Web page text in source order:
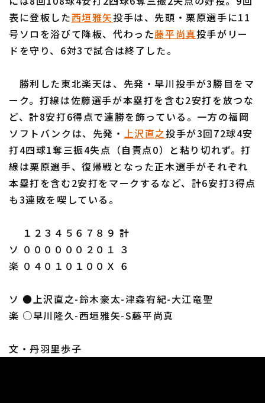
運営会社（別ウィンドウで開く） よくある質問
特定商取引法の表示
表に登板した西垣雅矢投手は、先頭・栗原選手に11
号ソロを浴びて降板、代わった藤平尚真投手がリー
ドを守り、6対3で試合は終了した。
勝利した東北楽天は、先発・早川投手が3勝目をマ
ーク。打線は佐藤選手が本塁打を含む2安打を放つな
ど、計8安打6得点で連勝を飾っている。一方の福岡
ソフトバンクは、先発・ 上沢直之投手が3回72球4安
打4四球1奪三振4失点（自責点0）と粘り切れず。打
線は栗原選手、復帰戦となった正木選手がそれぞれ
本塁打を含む2安打をマークするなど、計6安打3得点
も3連敗を喫している。
１２３４５６７８９ 計
ソ ００００００２０１ ３
楽 ０４０１０１００Ｘ ６
ソ ●上沢直之-鈴木豪太-津森宥紀-大江竜聖
楽 ○早川隆久-西垣雅矢-S藤平尚真
文・丹羽里歩子